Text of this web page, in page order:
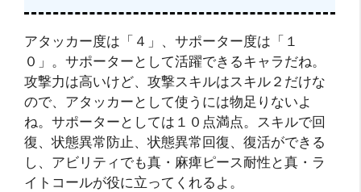
アタッカー度は「４」、サポーター度は「１
０」。サポーターとして活躍できるキャラだね。
攻撃力は高いけど、攻撃スキルはスキル２だけな
ので、アタッカーとして使うには物足りないよ
ね。サポーターとしては１０点満点。スキルで回
復、状態異常防止、状態異常回復、復活ができる
し、アビリティでも真・麻痺ピース耐性と真・ラ
イトコールが役に立ってくれるよ。